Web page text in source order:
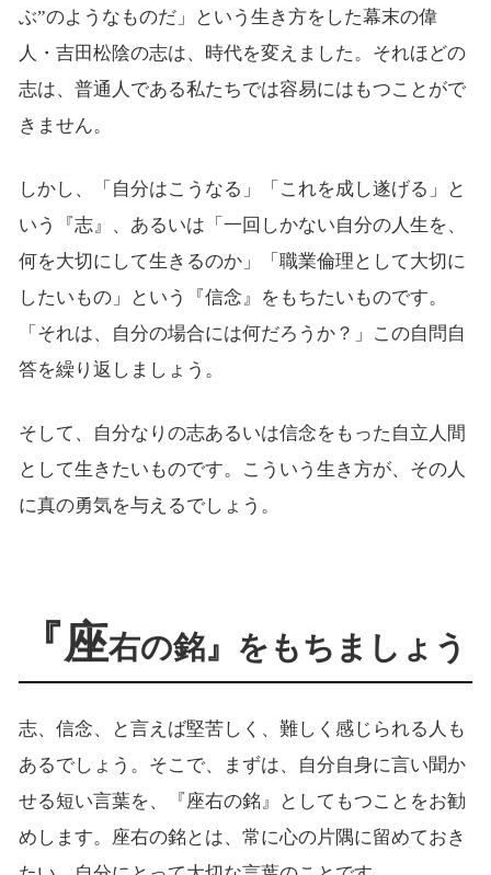
ぶ”のようなものだ」という生き方をした幕末の偉
人・吉田松陰の志は、時代を変えました。それほどの
志は、普通人である私たちでは容易にはもつことがで
きません。
しかし、「自分はこうなる」「これを成し遂げる」と
いう『志』、あるいは「一回しかない自分の人生を、
何を大切にして生きるのか」「職業倫理として大切に
したいもの」という『信念』をもちたいものです。
「それは、自分の場合には何だろうか？」この自問自
答を繰り返しましょう。
そして、自分なりの志あるいは信念をもった自立人間
として生きたいものです。こういう生き方が、その人
に真の勇気を与えるでしょう。
『座右の銘』をもちましょう
志、信念、と言えば堅苦しく、難しく感じられる人も
あるでしょう。そこで、まずは、自分自身に言い聞か
せる短い言葉を、『座右の銘』としてもつことをお勧
めします。座右の銘とは、常に心の片隅に留めておき